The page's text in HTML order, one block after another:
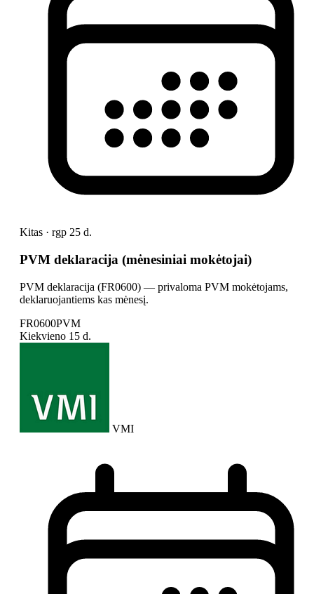
Kitas · rgp 25 d.
PVM deklaracija (mėnesiniai mokėtojai)
PVM deklaracija (FR0600) — privaloma PVM mokėtojams,
deklaruojantiems kas mėnesį.
FR0600PVM
Kiekvieno 15 d.
VMI